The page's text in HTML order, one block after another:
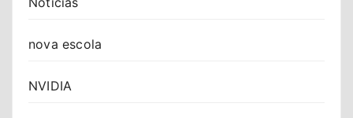
nova escola
NVIDIA